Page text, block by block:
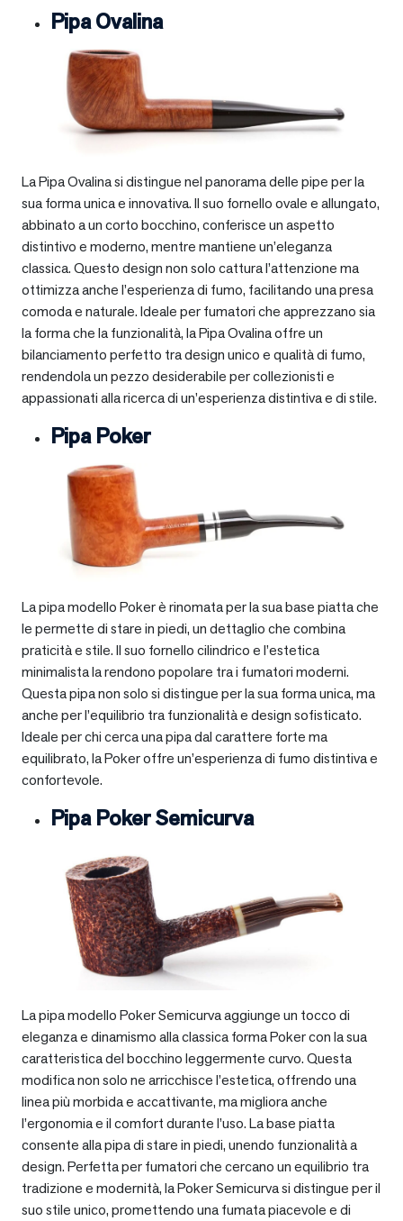
Pipa Ovalina
La Pipa Ovalina si distingue nel panorama delle pipe per la
sua forma unica e innovativa. Il suo fornello ovale e allungato,
abbinato a un corto bocchino, conferisce un aspetto
distintivo e moderno, mentre mantiene un’eleganza
classica. Questo design non solo cattura l’attenzione ma
ottimizza anche l’esperienza di fumo, facilitando una presa
comoda e naturale. Ideale per fumatori che apprezzano sia
la forma che la funzionalità, la Pipa Ovalina offre un
bilanciamento perfetto tra design unico e qualità di fumo,
rendendola un pezzo desiderabile per collezionisti e
appassionati alla ricerca di un’esperienza distintiva e di stile.
Pipa Poker
La pipa modello Poker è rinomata per la sua base piatta che
le permette di stare in piedi, un dettaglio che combina
praticità e stile. Il suo fornello cilindrico e l’estetica
minimalista la rendono popolare tra i fumatori moderni.
Questa pipa non solo si distingue per la sua forma unica, ma
anche per l’equilibrio tra funzionalità e design sofisticato.
Ideale per chi cerca una pipa dal carattere forte ma
equilibrato, la Poker offre un’esperienza di fumo distintiva e
confortevole.
Pipa Poker Semicurva
La pipa modello Poker Semicurva aggiunge un tocco di
eleganza e dinamismo alla classica forma Poker con la sua
caratteristica del bocchino leggermente curvo. Questa
modifica non solo ne arricchisce l’estetica, offrendo una
linea più morbida e accattivante, ma migliora anche
l’ergonomia e il comfort durante l’uso. La base piatta
consente alla pipa di stare in piedi, unendo funzionalità a
design. Perfetta per fumatori che cercano un equilibrio tra
tradizione e modernità, la Poker Semicurva si distingue per il
suo stile unico, promettendo una fumata piacevole e di